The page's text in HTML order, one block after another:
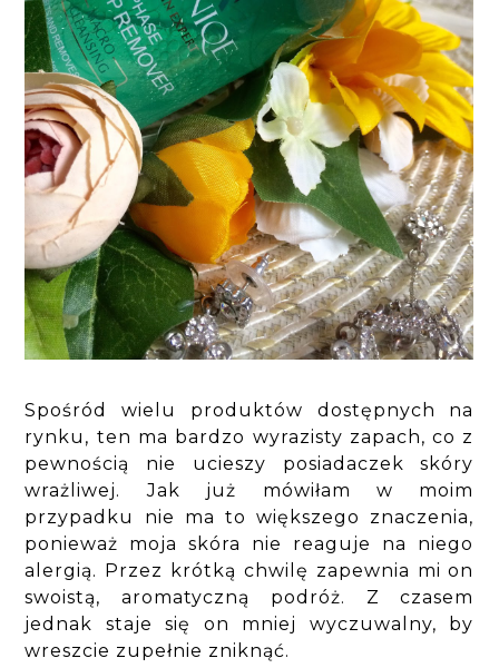
Spośród wielu produktów dostępnych na
rynku, ten ma bardzo wyrazisty zapach, co z
pewnością nie ucieszy posiadaczek skóry
wrażliwej. Jak już mówiłam w moim
przypadku nie ma to większego znaczenia,
ponieważ moja skóra nie reaguje na niego
alergią. Przez krótką chwilę zapewnia mi on
swoistą, aromatyczną podróż. Z czasem
jednak staje się on mniej wyczuwalny, by
wreszcie zupełnie zniknąć.